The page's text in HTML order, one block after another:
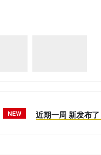
NEW 近期一周 新发布了